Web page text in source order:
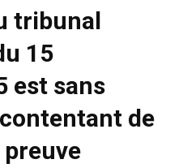
tribunal
15
est sans
de